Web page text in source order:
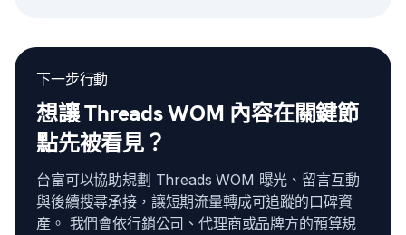
下一步行動
想讓 Threads WOM 內容在關鍵節
點先被看見？
台富可以協助規劃 Threads WOM 曝光、留言互動
與後續搜尋承接，讓短期流量轉成可追蹤的口碑資
產。 我們會依行銷公司、代理商或品牌方的預算規